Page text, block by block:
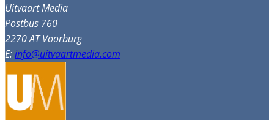
Uitvaart Media
Postbus 760
2270 AT Voorburg
E:info@uitvaartmedia.com